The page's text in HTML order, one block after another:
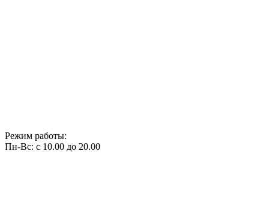
Режим работы:
Пн-Вс: с 10.00 до 20.00